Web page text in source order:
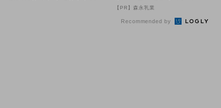
【PR】森永乳業
Recommended by